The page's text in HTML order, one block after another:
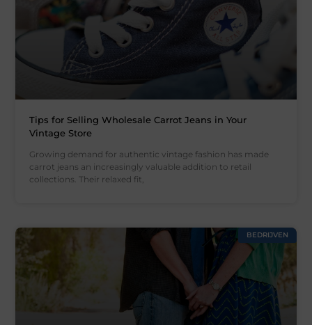
Tips for Selling Wholesale Carrot Jeans in Your
Vintage Store
Growing demand for authentic vintage fashion has made
carrot jeans an increasingly valuable addition to retail
collections. Their relaxed fit,
BEDRIJVEN